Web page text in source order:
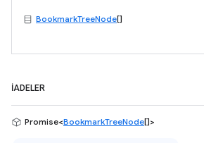
BookmarkTreeNode[]
İADELER
Promise<BookmarkTreeNode[]>